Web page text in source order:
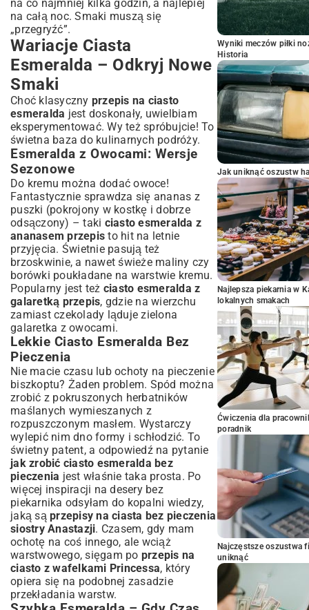
na co najmniej kilka godzin, a najlepiej
na całą noc. Smaki muszą się
„przegryźć”.
Wariacje Ciasta
Esmeralda – Odkryj Nowe
Smaki
Choć klasyczny przepis na ciasto
esmeralda jest doskonały, uwielbiam
eksperymentować. Wy też spróbujcie! To
świetna baza do kulinarnych podróży.
Esmeralda z Owocami: Wersje
Sezonowe
Do kremu można dodać owoce!
Fantastycznie sprawdza się ananas z
puszki (pokrojony w kostkę i dobrze
odsączony) – taki ciasto esmeralda z
ananasem przepis to hit na letnie
przyjęcia. Świetnie pasują też
brzoskwinie, a nawet świeże maliny czy
borówki poukładane na warstwie kremu.
Popularny jest też ciasto esmeralda z
galaretką przepis, gdzie na wierzchu
zamiast czekolady ląduje zielona
galaretka z owocami.
Lekkie Ciasto Esmeralda Bez
Pieczenia
Nie macie czasu lub ochoty na pieczenie
biszkoptu? Żaden problem. Spód można
zrobić z pokruszonych herbatników
maślanych wymieszanych z
rozpuszczonym masłem. Wystarczy
wylepić nim dno formy i schłodzić. To
świetny patent, a odpowiedź na pytanie
jak zrobić ciasto esmeralda bez
pieczenia jest właśnie taka prosta. Po
więcej inspiracji na desery bez
piekarnika odsyłam do kopalni wiedzy,
jaką są przepisy na ciasta bez pieczenia
siostry Anastazji. Czasem, gdy mam
ochotę na coś innego, ale wciąż
warstwowego, sięgam po przepis na
ciasto z wafelkami Princessa, który
opiera się na podobnej zasadzie
przekładania warstw.
Wyniki meczów piłki
Historia
Jak uniknąć oszustw
Najlepsza piekarnia w
lokalnych smakach
Ćwiczenia dla
poradnik
Najczęstsze oszustwa
uniknąć